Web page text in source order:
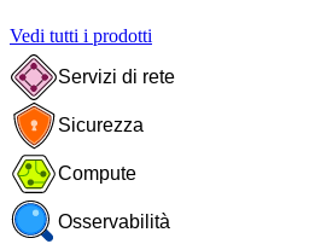
Vedi tutti i prodotti
Servizi di rete
Sicurezza
Compute
Osservabilità